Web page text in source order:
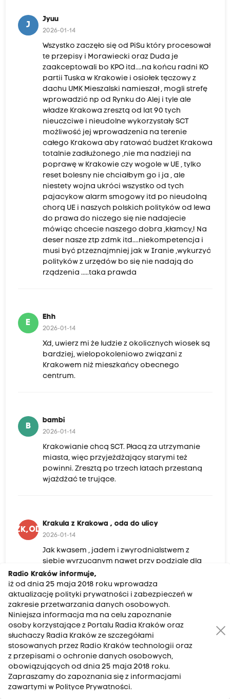
J
Jyuu
2026-01-14
Wszystko zaczęło się od PiSu który procesował
te przepisy i Morawiecki oraz Duda je
zaakceptowali bo KPO itd....na końcu radni KO
partii Tuska w Krakowie i osiołek tęczowy z
dachu UMK Mieszalski namieszał , mogli strefę
wprowadzić np od Rynku do Alej i tyle ale
władze Krakowa zresztą od lat 90 tych
nieuczciwe i nieudolne wykorzystały SCT
możliwość jej wprowadzenia na terenie
całego Krakowa aby ratować budżet Krakowa
totalnie zadłużonego ,nie ma nadzieji na
poprawę w Krakowie czy wogole w UE , tylko
reset bolesny nie chciałbym go i ja , ale
niestety wojna ukróci wszystko od tych
pajacykow alarm smogowy itd po nieudolną
chorą UE i naszych polskich polityków od lewa
do prawa do niczego się nie nadajecie
mówiąc chcecie naszego dobra ,kłamcy,! Na
deser nasze ztp zdmk itd....niekompetencja i
musi być ptzeznajmniej jak w Iranie ,wykurzyć
polityków z urzędów bo się nie nadają do
rządzenia .....taka prawda
E
Ehh
2026-01-14
Xd, uwierz mi że ludzie z okolicznych wiosek są
bardziej, wielopokoleniowo związani z
Krakowem niż mieszkańcy obecnego
centrum.
B
bambi
2026-01-14
Krakowianie chcą SCT. Płacą za utrzymanie
miasta, więc przyjeżdżający starymi też
powinni. Zresztą po trzech latach przestaną
wjażdżać te trujące.
KZK,ODU
Krakula z Krakowa , oda do ulicy
2026-01-14
Jak kwasem , jadem i zwyrodnialstwem z
siebie wyrzucanym nawet przy podziale dla
swoich i swojej socjalnej wypłaty z metropoli
krwawicy ,,,, jak można zabraniać innym do
skorzystania z przecznicy .
E
Ehh
2026-01-14
Nie zniknie co najwyżej zmniejszą.
Radio Kraków informuje,
iż od dnia 25 maja 2018 roku wprowadza
aktualizację polityki prywatności i zabezpieczeń w
zakresie przetwarzania danych osobowych.
Niniejsza informacja ma na celu zapoznanie
osoby korzystające z Portalu Radia Kraków oraz
słuchaczy Radia Kraków ze szczegółami
stosowanych przez Radio Kraków technologii oraz
z przepisami o ochronie danych osobowych,
obowiązujących od dnia 25 maja 2018 roku.
Zapraszamy do zapoznania się z informacjami
zawartymi w Polityce Prywatności.